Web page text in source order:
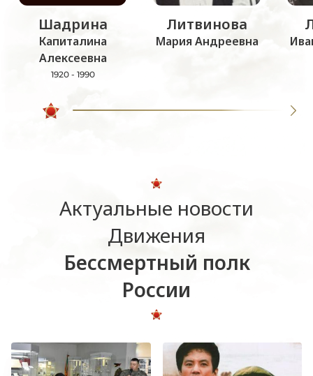
Шадрина
Капиталина
Алексеевна
1920 - 1990
Литвинова
Мария Андреевна
Актуальные новости
Движения
Бессмертный полк
России